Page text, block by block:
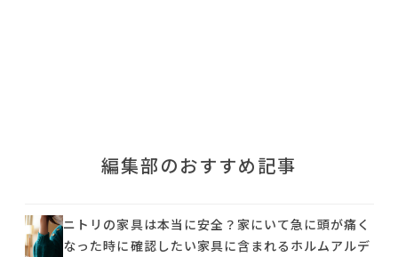
編集部のおすすめ記事
ニトリの家具は本当に安全？家にいて急に頭が痛く
なった時に確認したい家具に含まれるホルムアルデ